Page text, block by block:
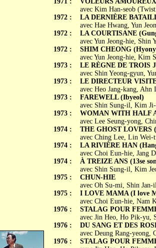
1972 :
1972 :
1972 :
1973 :
1973 :
1973 :
1973 :
1974 :
1974 :
1974 :
1975 :
1975 :
1976 :
1976 :
1976 :
avec Kim Han-seob
LA DERNIÈRE
avec Hae Hwang, Yun
LA COURTISANE
avec Yun Jeong-hie, Shin
SHIM CHEONG
avec Yun Jeong-hie, Kim
LE RÈGNE DE TROIS
avec Shin Yeong-gyun,
LE DIRECTEUR VISITE
avec Heo Jang-kang,
FAREWELL (Ibyeol)
avec Shin Sung-il, Kim
WOMAN WITH HALF
avec Lee Seung-yong,
THE GHOST LOVERS
avec Ching Lee, Lin Wei-
LA RIVIÈRE HAN
avec Choi Eun-hie, Jang
À TREIZE ANS (13se
avec Shin Sung-il, Kim
CHUN-HIE
avec Oh Su-mi, Shin
I LOVE MAMA (I love
avec Choi Eun-hie, Nam
STALAG POUR
avec Jin Heo, Ho Pik-yu,
DU SANG ET DES
avec Deung Rang-yeong,
STALAG POUR